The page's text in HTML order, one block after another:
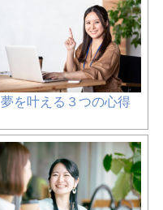
夢を叶える３つの心得